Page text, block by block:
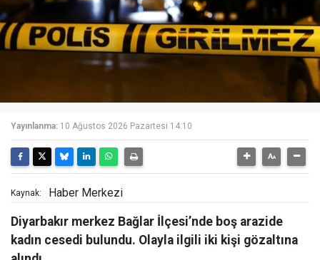
Yayınlanma: 10 Ağustos 2026 Pazartesi 14:10
Kaynak: Haber Merkezi
Diyarbakır merkez Bağlar İlçesi’nde boş arazide
kadın cesedi bulundu. Olayla ilgili iki kişi gözaltına